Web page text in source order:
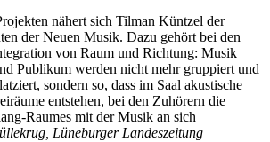
nähert sich Tilman Küntzel der
der Neuen Musik. Dazu gehört bei den
von Raum und Richtung: Musik
Publikum werden nicht mehr gruppiert und
sondern so, dass im Saal akustische
entstehen, bei den Zuhörern die
Raumes mit der Musik an sich
Lüneburger Landeszeitung